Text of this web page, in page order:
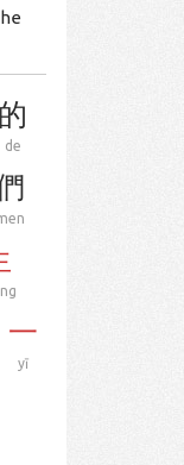
的
de
一
yī